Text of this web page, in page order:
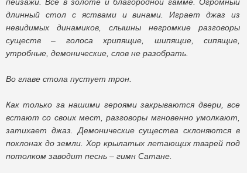
длинный стол с яствами и винами. Играет джаз из
невидимых динамиков, слышны негромкие разговоры
существ – голоса хрипящие, шипящие, сипящие,
утробные, демонические, слов не разобрать.
Во главе стола пустует трон.
Как только за нашими героями закрываются двери, все
встают со своих мест, разговоры мгновенно умолкают,
затихает джаз. Демонические существа склоняются в
поклонах до земли. Хор крылатых летающих тварей под
потолком заводит песнь – гимн Сатане.